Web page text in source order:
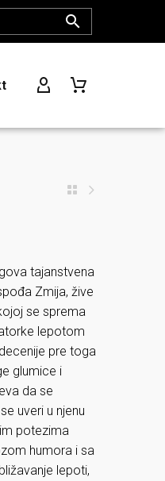
tajanstvena
Zmija, žive
se sprema
lepotom
pre toga
glumice i
da se
uveri u njenu
potezima
humora i sa
lepoti,